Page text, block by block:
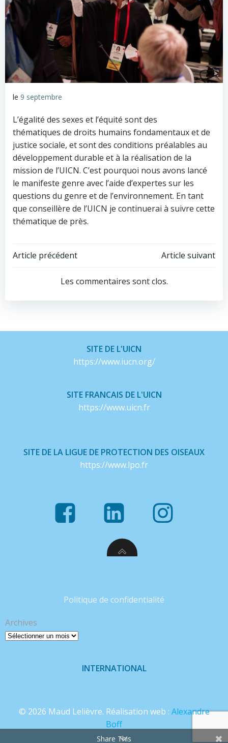
le 9 septembre
L’égalité des sexes et l’équité sont des
thématiques de droits humains fondamentaux et de
justice sociale, et sont des conditions préalables au
développement durable et à la réalisation de la
mission de l’UICN. C’est pourquoi nous avons lancé
le manifeste genre avec l’aide d’expertes sur les
questions du genre et de l’environnement. En tant
que conseillère de l’UICN je continuerai à suivre cette
thématique de près.
Navigation
l’article
Article précédent
Navigation
de
l’article
Article suivant
Les commentaires sont clos.
SITE DE L'UICN
https://www.iucn.org/
SITE FRANCAIS DE L'UICN
https://www.uicn.fr
SITE DE LA LIGUE DE PROTECTION DES OISEAUX
https://www.lpo.fr
Politique de confidentialité
Archives
INTERNATIONAL
© 2026 Maud Lelièvre. Réalisation web : Alexandre
Boff
Share This